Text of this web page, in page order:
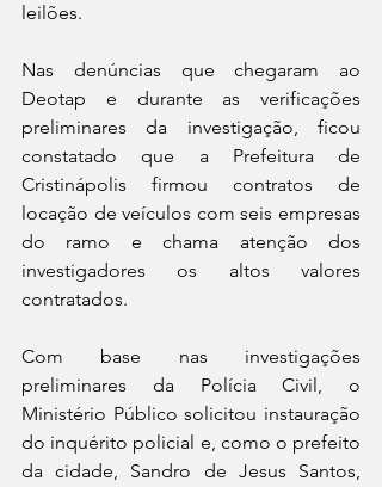
leilões.
Nas denúncias que chegaram ao
Deotap e durante as verificações
preliminares da investigação, ficou
constatado que a Prefeitura de
Cristinápolis firmou contratos de
locação de veículos com seis empresas
do ramo e chama atenção dos
investigadores os altos valores
contratados.
Com base nas investigações
preliminares da Polícia Civil, o
Ministério Público solicitou instauração
do inquérito policial e, como o prefeito
da cidade, Sandro de Jesus Santos,